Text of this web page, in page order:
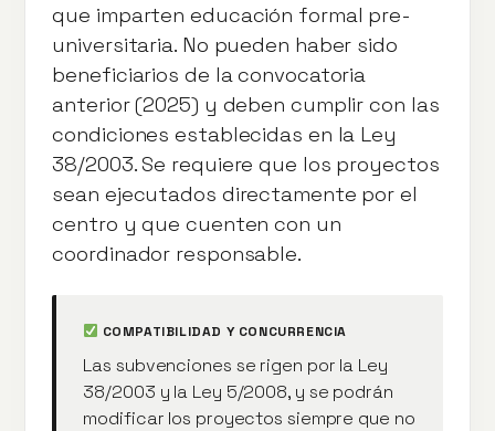
que imparten educación formal pre-
universitaria. No pueden haber sido
beneficiarios de la convocatoria
anterior (2025) y deben cumplir con las
condiciones establecidas en la Ley
38/2003. Se requiere que los proyectos
sean ejecutados directamente por el
centro y que cuenten con un
coordinador responsable.
COMPATIBILIDAD Y CONCURRENCIA
Las subvenciones se rigen por la Ley
38/2003 y la Ley 5/2008, y se podrán
modificar los proyectos siempre que no